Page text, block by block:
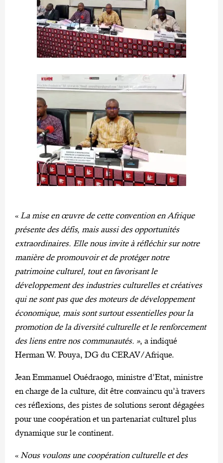
« La mise en œuvre de cette convention en Afrique
présente des défis, mais aussi des opportunités
extraordinaires. Elle nous invite à réfléchir sur notre
manière de promouvoir et de protéger notre
patrimoine culturel, tout en favorisant le
développement des industries culturelles et créatives
qui ne sont pas que des moteurs de développement
économique, mais sont surtout essentielles pour la
promotion de la diversité culturelle et le renforcement
des liens entre nos communautés. », a indiqué
Herman W. Pouya, DG du CERAV/Afrique.
Jean Emmanuel Ouédraogo, ministre d’Etat, ministre
en charge de la culture, dit être convaincu qu’à travers
ces réflexions, des pistes de solutions seront dégagées
pour une coopération et un partenariat culturel plus
dynamique sur le continent.
« Nous voulons une coopération culturelle et des